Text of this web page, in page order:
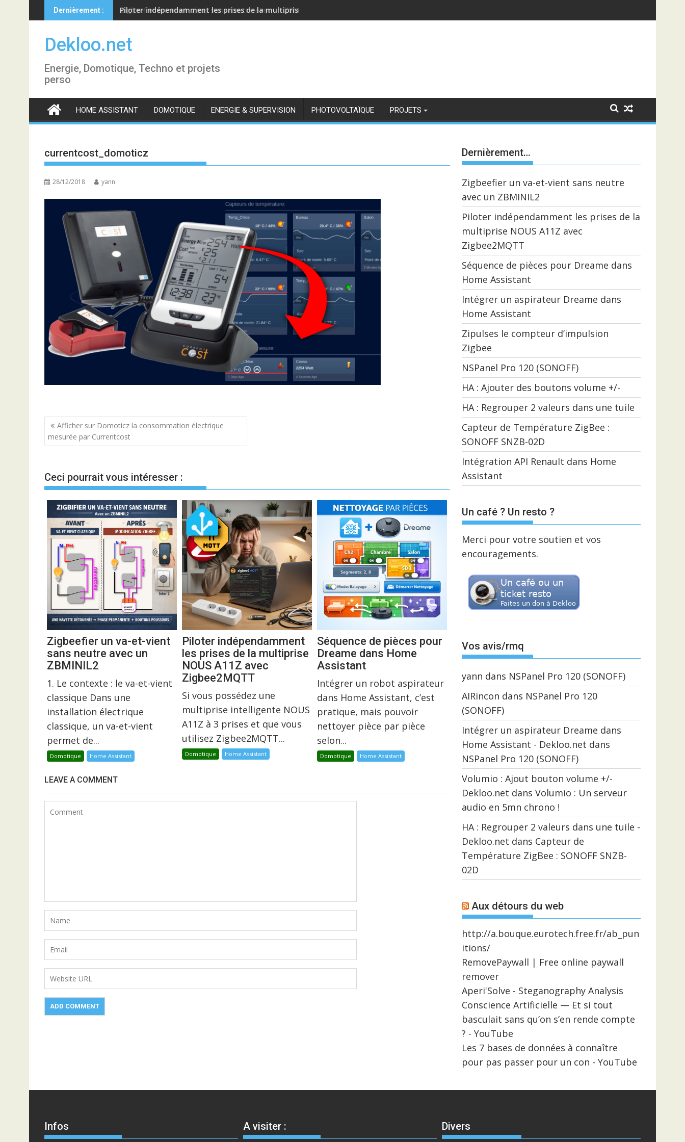
to
content
Dernièrement : Piloter indépendamment les prises de la multiprise NOUS A11Z avec Zigbee2MQTT
Dekloo.net
Energie, Domotique, Techno et projets
perso
HOME ASSISTANT DOMOTIQUE ENERGIE & SUPERVISION PHOTOVOLTAÏQUE PROJETS
currentcost_domoticz
28/12/2018 yann
Navigation
de
Afficher sur Domoticz la consommation électrique
mesurée par Currentcost
Ceci pourrait vous intéresser :
Zigbeefier un va-et-vient
sans neutre avec un
ZBMINIL2
1. Le contexte : le va-et-vient
classique Dans une
installation électrique
classique, un va-et-vient
permet de...
Domotique Home Assistant
Piloter indépendamment
les prises de la multiprise
NOUS A11Z avec
Zigbee2MQTT
Si vous possédez une
multiprise intelligente NOUS
A11Z à 3 prises et que vous
utilisez Zigbee2MQTT...
Domotique Home Assistant
Séquence de pièces pour
Dreame dans Home
Assistant
Intégrer un robot aspirateur
dans Home Assistant, c’est
pratique, mais pouvoir
nettoyer pièce par pièce
selon...
Domotique Home Assistant
LEAVE A COMMENT
Dernièrement…
Zigbeefier un va-et-vient sans neutre
avec un ZBMINIL2
Piloter indépendamment les prises de la
multiprise NOUS A11Z avec
Zigbee2MQTT
Séquence de pièces pour Dreame dans
Home Assistant
Intégrer un aspirateur Dreame dans
Home Assistant
Zipulses le compteur d’impulsion
Zigbee
NSPanel Pro 120 (SONOFF)
HA : Ajouter des boutons volume +/-
HA : Regrouper 2 valeurs dans une tuile
Capteur de Température ZigBee :
SONOFF SNZB-02D
Intégration API Renault dans Home
Assistant
Un café ? Un resto ?
Merci pour votre soutien et vos
encouragements.
Vos avis/rmq
yann dans NSPanel Pro 120 (SONOFF)
AIRincon dans NSPanel Pro 120
(SONOFF)
Intégrer un aspirateur Dreame dans
Home Assistant - Dekloo.net dans
NSPanel Pro 120 (SONOFF)
Volumio : Ajout bouton volume +/-
Dekloo.net dans Volumio : Un serveur
audio en 5mn chrono !
HA : Regrouper 2 valeurs dans une tuile -
Dekloo.net dans Capteur de
Température ZigBee : SONOFF SNZB-
02D
Aux détours du web
http://a.bouque.eurotech.free.fr/ab_pun
itions/
RemovePaywall | Free online paywall
remover
Aperi'Solve - Steganography Analysis
Conscience Artificielle — Et si tout
basculait sans qu’on s’en rende compte
? - YouTube
Les 7 bases de données à connaître
pour pas passer pour un con - YouTube
Infos A visiter : Divers